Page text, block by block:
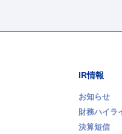
IR情報
お知らせ
財務ハイラ
決算短信